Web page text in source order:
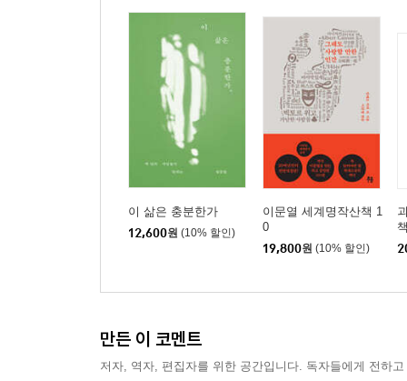
이 삶은 충분한가
12,600원 (10% 할인)
이문열 세계명작산책 1
0
19,800원 (10% 할인)
만든 이 코멘트
저자, 역자, 편집자를 위한 공간입니다. 독자들에게 전하